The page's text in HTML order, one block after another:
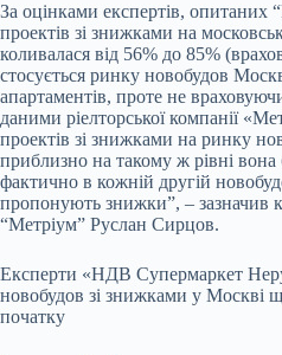
За оцінками експертів, опитаних
проектів зі знижками на
коливалася від 56% до 85%
стосується ринку новобудов
апартаментів, проте не
даними ріелторської компанії
проектів зі знижками на ринку
приблизно на такому ж рівні
фактично в кожній другій
пропонують знижки”, – зазначив
“Метріум” Руслан Сирцов.
Експерти «НДВ Супермаркет
новобудов зі знижками у Москві
початку